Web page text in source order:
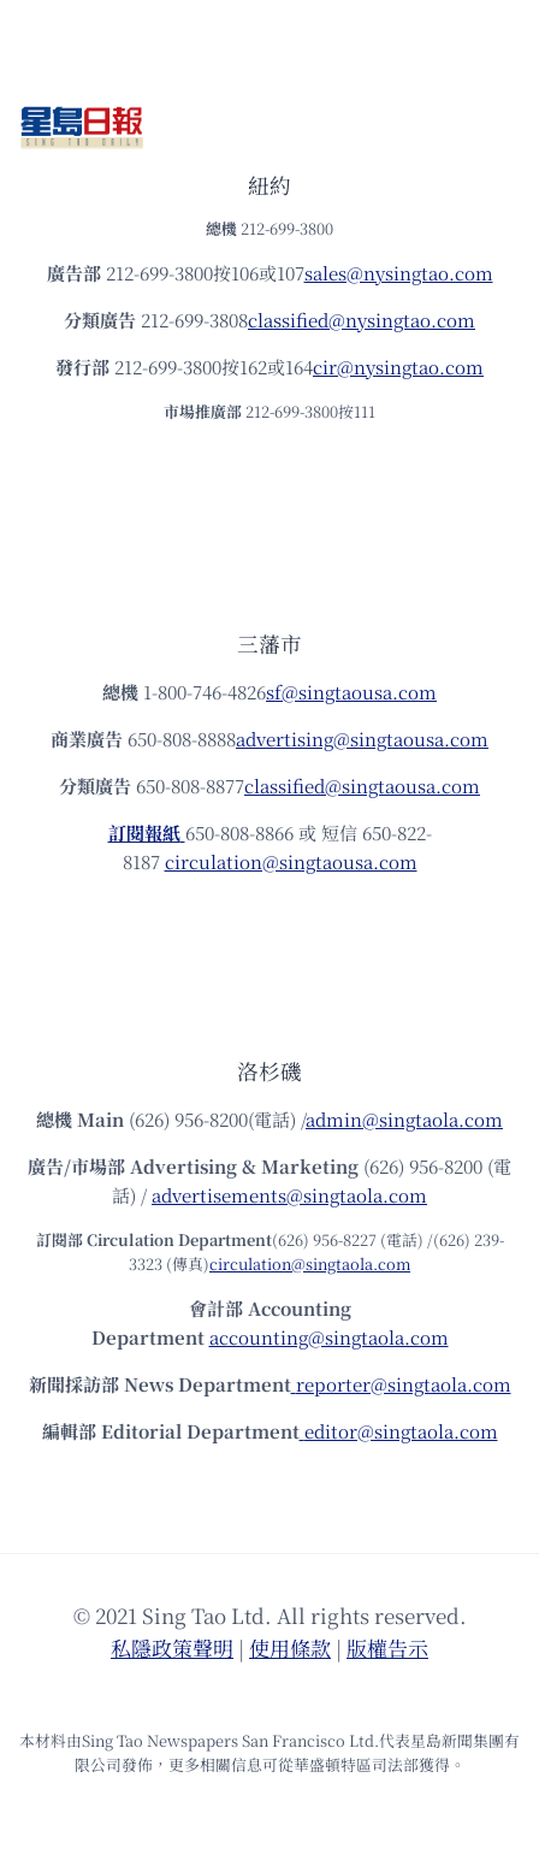
紐約
總機 212-699-3800
廣告部212-699-3800按106或107sales@nysingtao.com
分類廣告 212-699-3808classified@nysingtao.com
發⾏部 212-699-3800按162或164cir@nysingtao.com
市場推廣部 212-699-3800按111
三藩市
總機 1-800-746-4826sf@singtaousa.com
商業廣告 650-808-8888advertising@singtaousa.com
分類廣告 650-808-8877classified@singtaousa.com
訂閱報紙 650-808-8866 或 短信 650-822-
8187circulation@singtaousa.com
洛杉磯
總機Main (626) 956-8200(電話) /admin@singtaola.com
廣告/市場部Advertising & Marketing (626) 956-8200 (電
話) /advertisements@singtaola.com
訂閱部 Circulation Department(626) 956-8227 (電話) /(626) 239-
3323 (傳真)circulation@singtaola.com
會計部 Accounting
Department accounting@singtaola.com
新聞採訪部 News Department reporter@singtaola.com
編輯部 Editorial Department editor@singtaola.com
© 2021 Sing Tao Ltd. All rights reserved.
私隱政策聲明 | 使⽤條款 | 版權告⽰
本材料由Sing Tao Newspapers San Francisco Ltd.代表星島新聞集團有
限公司發佈，更多相關信息可從華盛頓特區司法部獲得。